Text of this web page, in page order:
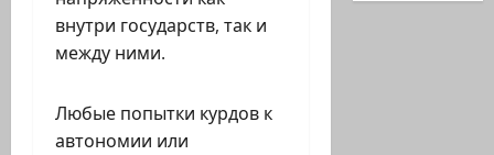
внутри государств, так и
между ними.
Любые попытки курдов к
автономии или